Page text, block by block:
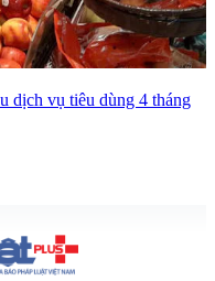
dịch vụ tiêu dùng 4 tháng